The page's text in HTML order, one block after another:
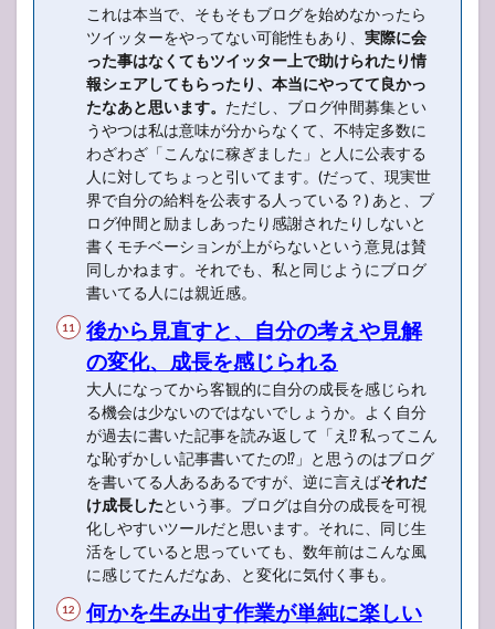
これは本当で、そもそもブログを始めなかったら
ツイッターをやってない可能性もあり、 実際に会
った事はなくてもツイッター上で助けられたり情
報シェアしてもらったり、本当にやってて良かっ
たなあと思います。 ただし、ブログ仲間募集とい
うやつは私は意味が分からなくて、不特定多数に
わざわざ「こんなに稼ぎました」と人に公表する
人に対してちょっと引いてます。(だって、現実世
界で自分の給料を公表する人っている？) あと、ブ
ログ仲間と励ましあったり感謝されたりしないと
書くモチベーションが上がらないという意見は賛
同しかねます。それでも、私と同じようにブログ
書いてる人には親近感。
後から見直すと、自分の考えや見解
の変化、成長を感じられる
大人になってから客観的に自分の成長を感じられ
る機会は少ないのではないでしょうか。よく自分
が過去に書いた記事を読み返して「え⁉︎ 私ってこん
な恥ずかしい記事書いてたの⁉︎」と思うのはブログ
を書いてる人あるあるですが、逆に言えばそれだ
け成長したという事。ブログは自分の成長を可視
化しやすいツールだと思います。それに、同じ生
活をしていると思っていても、数年前はこんな風
に感じてたんだなあ、と変化に気付く事も。
何かを生み出す作業が単純に楽しい